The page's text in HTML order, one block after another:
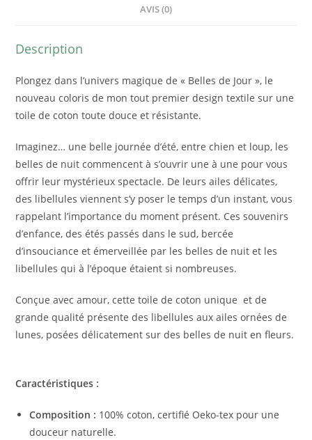
AVIS (0)
Description
Plongez dans l’univers magique de « Belles de Jour », le
nouveau coloris de mon tout premier design textile sur une
toile de coton toute douce et résistante.
Imaginez… une belle journée d’été, entre chien et loup, les
belles de nuit commencent à s’ouvrir une à une pour vous
offrir leur mystérieux spectacle. De leurs ailes délicates,
des libellules viennent s’y poser le temps d’un instant, vous
rappelant l’importance du moment présent. Ces souvenirs
d’enfance, des étés passés dans le sud, bercée
d’insouciance et émerveillée par les belles de nuit et les
libellules qui à l’époque étaient si nombreuses.
Conçue avec amour, cette toile de coton unique et de
grande qualité présente des libellules aux ailes ornées de
lunes, posées délicatement sur des belles de nuit en fleurs.
Caractéristiques :
Composition : 100% coton, certifié Oeko-tex pour une
douceur naturelle.